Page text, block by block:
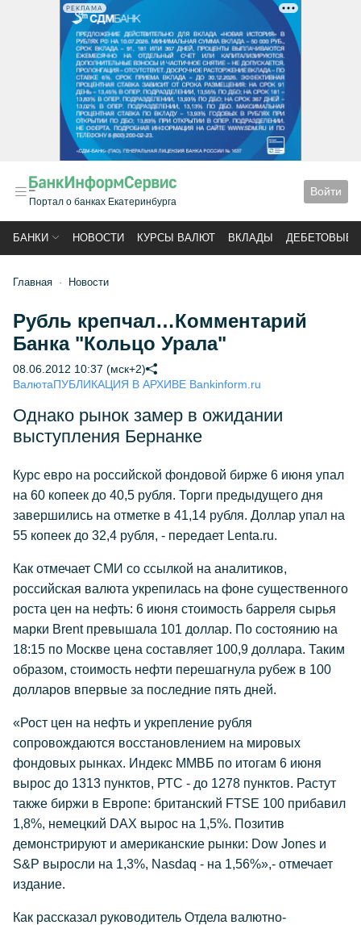
РЕКЛАМА
Портал о банках Екатеринбурга
Войти
БАНКИ НОВОСТИ КУРСЫ ВАЛЮТ ВКЛАДЫ ДЕБЕТОВЫЕ
Главная Новости
Рубль крепчал…Комментарий
Банка "Кольцо Урала"
08.06.2012 10:37 (мск+2)
ВалютаПУБЛИКАЦИЯ В АРХИВЕ Bankinform.ru
Однако рынок замер в ожидании
выступления Бернанке
Курс евро на российской фондовой бирже 6 июня упал
на 60 копеек до 40,5 рубля. Торги предыдущего дня
завершились на отметке в 41,14 рубля. Доллар упал на
55 копеек до 32,4 рубля, - передает Lenta.ru.
Как отмечает СМИ со ссылкой на аналитиков,
российская валюта укрепилась на фоне существенного
роста цен на нефть: 6 июня стоимость барреля сырья
марки Brent превышала 101 доллар. По состоянию на
18:15 по Москве цена составляет 100,9 доллара. Таким
образом, стоимость нефти перешагнула рубеж в 100
долларов впервые за последние пять дней.
«Рост цен на нефть и укрепление рубля
сопровождаются восстановлением на мировых
фондовых рынках. Индекс ММВБ по итогам 6 июня
вырос до 1313 пунктов, РТС - до 1278 пунктов. Растут
также биржи в Европе: британский FTSE 100 прибавил
1,8%, немецкий DAX вырос на 1,5%. Позитив
демонстрируют и американские рынки: Dow Jones и
S&P выросли на 1,3%, Nasdaq - на 1,56%»,- отмечает
издание.
Как рассказал руководитель Отдела валютно-